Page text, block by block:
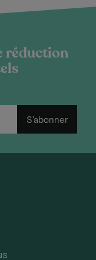
réduction
S'abonner